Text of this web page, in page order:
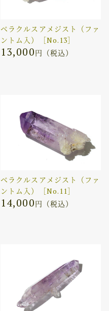
ベラクルスアメジスト（ファ
ントム入）［No.13］
13,000円（税込）
ベラクルスアメジスト（ファ
ントム入）［No.11］
14,000円（税込）